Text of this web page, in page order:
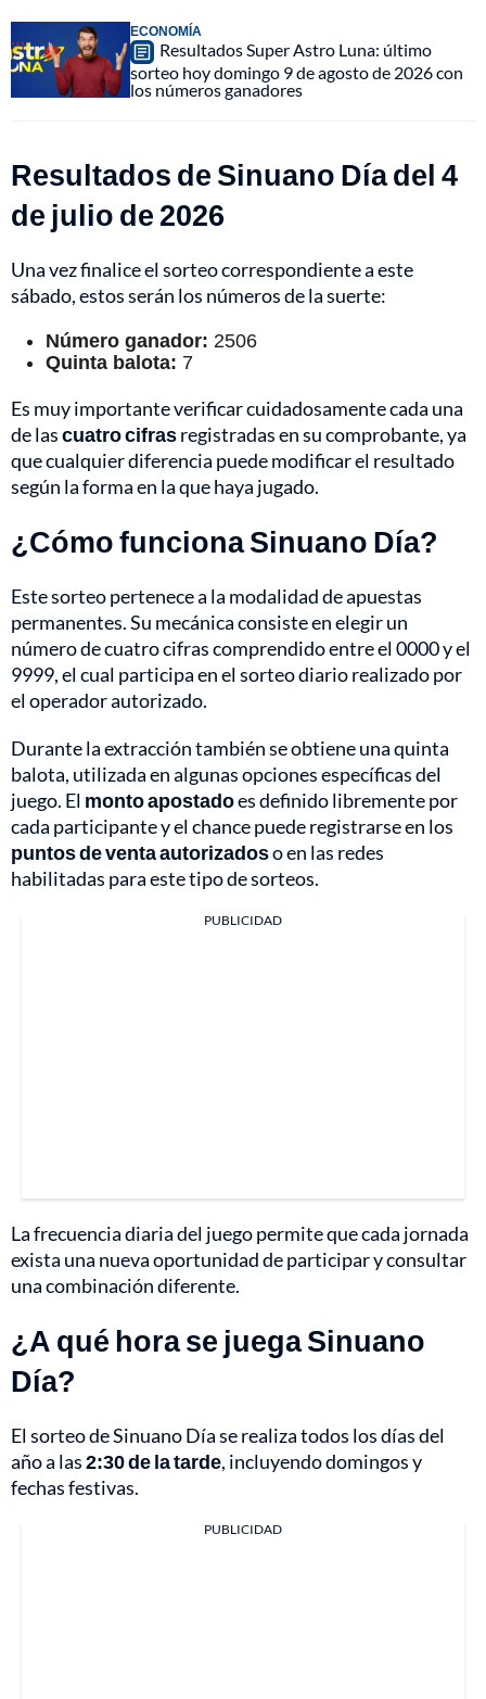
ECONOMÍA
Resultados Super Astro Luna: último
sorteo hoy domingo 9 de agosto de 2026 con
los números ganadores
Resultados de Sinuano Día del 4
de julio de 2026
Una vez finalice el sorteo correspondiente a este
sábado, estos serán los números de la suerte:
Número ganador: 2506
Quinta balota: 7
Es muy importante verificar cuidadosamente cada una
de lascuatro cifrasregistradas en su comprobante, ya
que cualquier diferencia puede modificar el resultado
según la forma en la que haya jugado.
¿Cómo funciona Sinuano Día?
Este sorteo pertenece a la modalidad de apuestas
permanentes. Su mecánica consiste en elegir un
número de cuatro cifras comprendido entre el 0000 y el
9999, el cual participa en el sorteo diario realizado por
el operador autorizado.
Durante la extracción también se obtiene una quinta
balota, utilizada en algunas opciones específicas del
juego. El monto apostadoes definido libremente por
cada participante y el chance puede registrarse en los
puntos de venta autorizadoso en las redes
habilitadas para este tipo de sorteos.
PUBLICIDAD
La frecuencia diaria del juego permite que cada jornada
exista una nueva oportunidad de participar y consultar
una combinación diferente.
¿A qué hora se juega Sinuano
Día?
El sorteo de Sinuano Día se realiza todos los días del
año a las2:30 de la tarde, incluyendo domingos y
fechas festivas.
PUBLICIDAD